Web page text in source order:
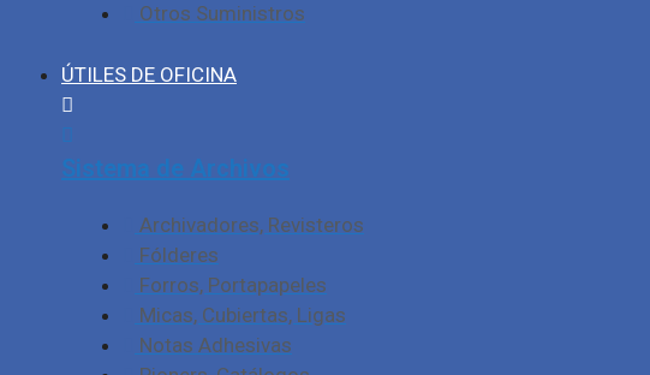
Otros Suministros
ÚTILES DE OFICINA
Sistema de Archivos
Archivadores, Revisteros
Fólderes
Forros, Portapapeles
Micas, Cubiertas, Ligas
Notas Adhesivas